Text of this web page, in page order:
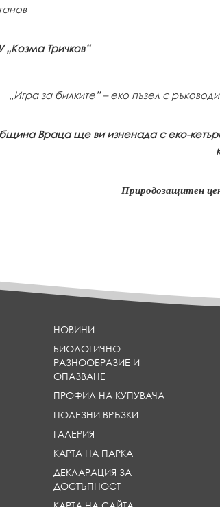
Тричков”
„Игра за билките” – еко пъзел с
Враца ще ви изненада с еко-
Природозащитен
НОВИНИ
БИОЛОГИЧНО
РАЗНООБРАЗИЕ И
ОПАЗВАНЕ
ПРОФИЛ НА КУПУВАЧА
ПОЛЕЗНИ ВРЪЗКИ
ГАЛЕРИЯ
КАРТА НА ПАРКА
ДЕКЛАРАЦИЯ ЗА
ДОСТЪПНОСТ